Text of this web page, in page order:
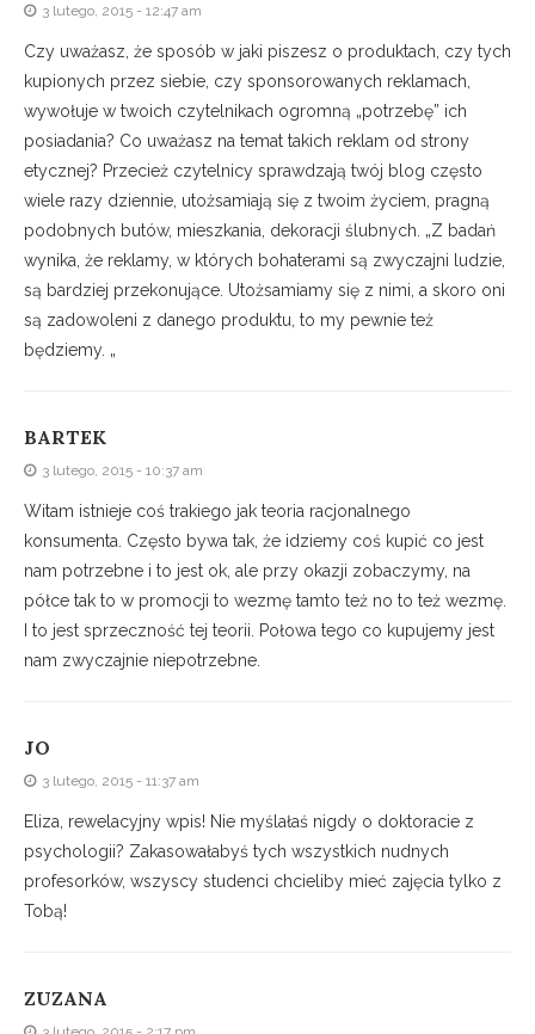
3 lutego, 2015 - 12:47 am
Czy uważasz, że sposób w jaki piszesz o produktach, czy tych
kupionych przez siebie, czy sponsorowanych reklamach,
wywołuje w twoich czytelnikach ogromną „potrzebę” ich
posiadania? Co uważasz na temat takich reklam od strony
etycznej? Przecież czytelnicy sprawdzają twój blog często
wiele razy dziennie, utożsamiają się z twoim życiem, pragną
podobnych butów, mieszkania, dekoracji ślubnych. „Z badań
wynika, że reklamy, w których bohaterami są zwyczajni ludzie,
są bardziej przekonujące. Utożsamiamy się z nimi, a skoro oni
są zadowoleni z danego produktu, to my pewnie też
będziemy. „
BARTEK
3 lutego, 2015 - 10:37 am
Witam istnieje coś trakiego jak teoria racjonalnego
konsumenta. Często bywa tak, że idziemy coś kupić co jest
nam potrzebne i to jest ok, ale przy okazji zobaczymy, na
półce tak to w promocji to wezmę tamto też no to też wezmę.
I to jest sprzeczność tej teorii. Połowa tego co kupujemy jest
nam zwyczajnie niepotrzebne.
JO
3 lutego, 2015 - 11:37 am
Eliza, rewelacyjny wpis! Nie myślałaś nigdy o doktoracie z
psychologii? Zakasowałabyś tych wszystkich nudnych
profesorków, wszyscy studenci chcieliby mieć zajęcia tylko z
Tobą!
ZUZANA